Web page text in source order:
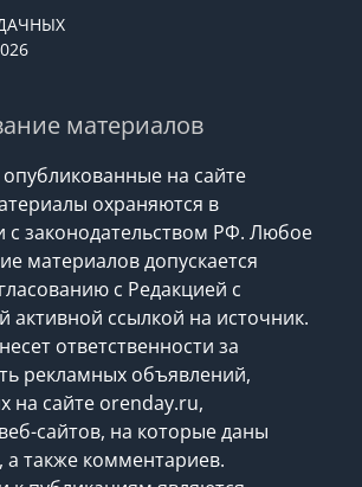
материалов
на сайте
охраняются в
с законодательством РФ. Любое
материалов допускается
с Редакцией с
активной ссылкой на источник.
ответственности за
рекламных объявлений,
на сайте orenday.ru,
сайтов, на которые даны
а также комментариев.